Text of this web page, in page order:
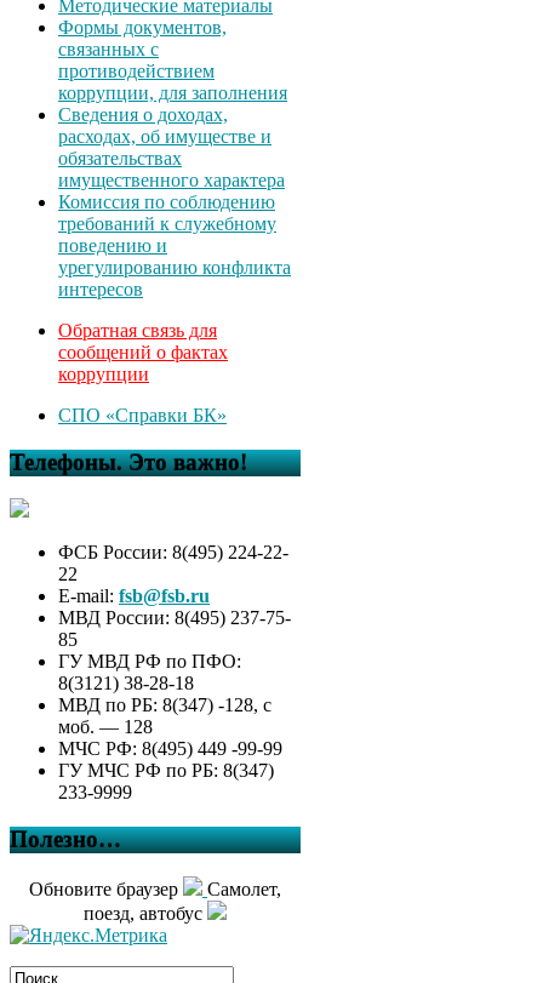
Методические материалы
Формы документов,
связанных с
противодействием
коррупции, для заполнения
Сведения о доходах,
расходах, об имуществе и
обязательствах
имущественного характера
Комиссия по соблюдению
требований к служебному
поведению и
урегулированию конфликта
интересов
Обратная связь для
сообщений о фактах
коррупции
СПО «Справки БК»
Телефоны. Это важно!
ФСБ России: 8(495) 224-22-
22
E-mail: fsb@fsb.ru
МВД России: 8(495) 237-75-
85
ГУ МВД РФ по ПФО:
8(3121) 38-28-18
МВД по РБ: 8(347) -128, с
моб. — 128
МЧС РФ: 8(495) 449 -99-99
ГУ МЧС РФ по РБ: 8(347)
233-9999
Полезно…
Обновите браузер
Самолет,
поезд, автобус